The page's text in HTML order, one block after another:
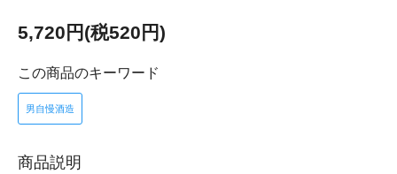
5,720円(税520円)
この商品のキーワード
男自慢酒造
商品説明